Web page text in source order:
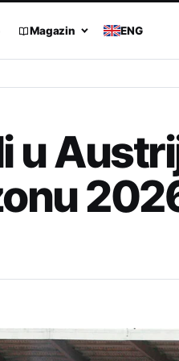
Magazin ENG
u